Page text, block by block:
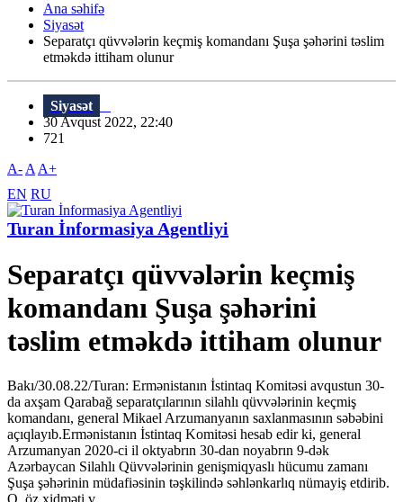
Ana səhifə
Siyasət
Separatçı qüvvələrin keçmiş komandanı Şuşa şəhərini təslim
etməkdə ittiham olunur
Siyasət
30 Avqust 2022, 22:40
721
A- A A+
EN RU
Turan İnformasiya Agentliyi
Separatçı qüvvələrin keçmiş
komandanı Şuşa şəhərini
təslim etməkdə ittiham olunur
Bakı/30.08.22/Turan: Ermənistanın İstintaq Komitəsi avqustun 30-
da axşam Qarabağ separatçılarının silahlı qüvvələrinin keçmiş
komandanı, general Mikael Arzumanyanın saxlanmasının səbəbini
açıqlayıb.Ermənistanın İstintaq Komitəsi hesab edir ki, general
Arzumanyan 2020-ci il oktyabrın 30-dan noyabrın 9-dək
Azərbaycan Silahlı Qüvvələrinin genişmiqyaslı hücumu zamanı
Şuşa şəhərinin müdafiəsinin təşkilində səhlənkarlıq nümayiş etdirib.
O, öz xidməti v...